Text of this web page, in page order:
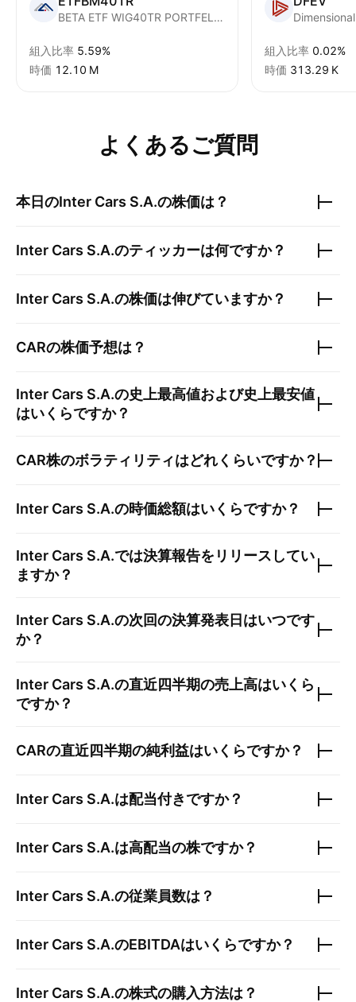
BETA ETF WIG40TR PORTFELOWY FUNDUSZ INWESTYCYJNY ZAMKNIETY A
組入比率 5.59%
時価 ‪12.10 M‬
組入比率 0.02%
時価 ‪313.29 K‬
よくあるご質問
本日のInter Cars S.A.の株価は？
Inter Cars S.A.のティッカーは何ですか？
Inter Cars S.A.の株価は伸びていますか？
CARの株価予想は？
Inter Cars S.A.の史上最高値および史上最安値
はいくらですか？
CAR株のボラティリティはどれくらいですか？
Inter Cars S.A.の時価総額はいくらですか？
Inter Cars S.A.では決算報告をリリースしてい
ますか？
Inter Cars S.A.の次回の決算発表日はいつです
か？
Inter Cars S.A.の直近四半期の売上高はいくら
ですか？
CARの直近四半期の純利益はいくらですか？
Inter Cars S.A.は配当付きですか？
Inter Cars S.A.は高配当の株ですか？
Inter Cars S.A.の従業員数は？
Inter Cars S.A.のEBITDAはいくらですか？
Inter Cars S.A.の株式の購入方法は？